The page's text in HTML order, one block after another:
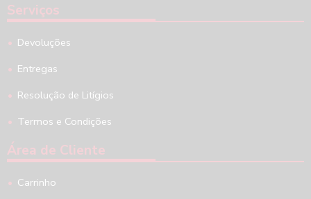
Serviços
Devoluções
Entregas
Resolução de Litígios
Termos e Condições
Área de Cliente
Carrinho